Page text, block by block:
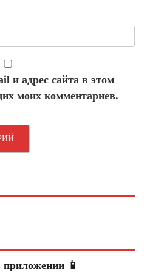
и адрес сайта в этом
моих комментариев.
📱